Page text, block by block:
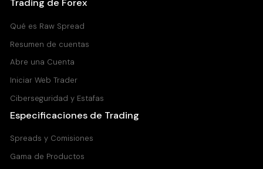
Trading de Forex
Qué es Raw Spread
Resumen de cuentas
Abre una Cuenta
Iniciar Web Trader
Ciberseguridad y Estafas
Especificaciones de Trading
Spreads y Comisiones
Gama de Productos